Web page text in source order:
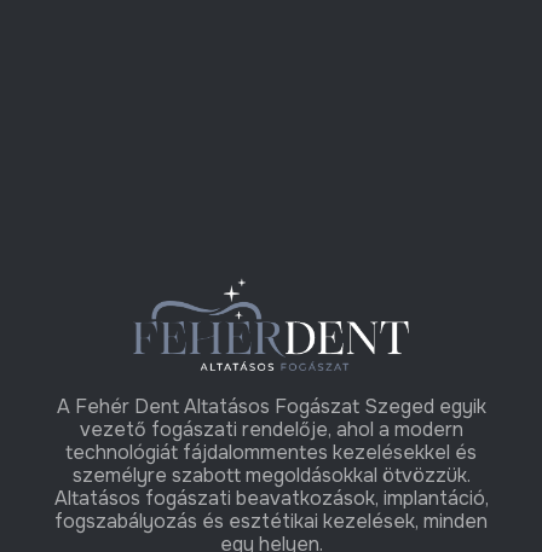
A Fehér Dent Altatásos Fogászat Szeged egyik
vezető fogászati rendelője, ahol a modern
technológiát fájdalommentes kezelésekkel és
személyre szabott megoldásokkal ötvözzük.
Altatásos fogászati beavatkozások, implantáció,
fogszabályozás és esztétikai kezelések, minden
egy helyen.